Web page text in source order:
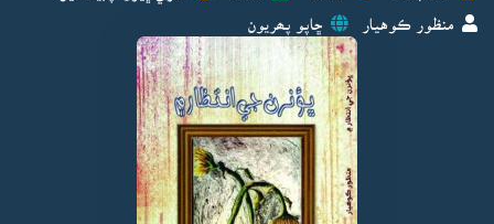
منظور ڪوهيار ڇاپو پھريون